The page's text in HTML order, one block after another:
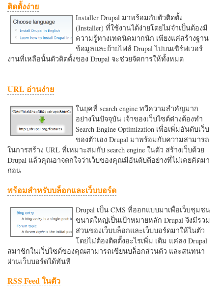
ติดตั้งง่าย
Installer Drupal มาพร้อมกับตัวติดตั้ง
(Installer) ที่ใช้งานได้ง่ายโดยไม่จำเป็นต้องมี
ความรู้ทางเทคนิคมากนัก เพียงแค่สร้างฐาน
ข้อมูลและย้ายไฟล์ Drupal ไปบนเซิร์ฟเวอร์
งานที่เหลือนั้นตัวติดตั้งของ Drupal จะช่วยจัดการให้ทั้งหมด
URL อ่านง่าย
ในยุคที่ search engine ทวีความสำคัญมาก
อย่างในปัจจุบัน เจ้าของเว็บไซต์ต่างต้องทำ
Search Engine Optimization เพื่อเพิ่มอันดับเว็บ
ของตัวเอง Drupal มาพร้อมกับความสามารถ
ในการสร้าง URL ที่เหมาะสมกับ search engine ในตัว สร้างเว็บด้วย
Drupal แล้วคุณอาจตกใจว่าเว็บของคุณมีอันดับดีอย่างที่ไม่เคยคิดมา
ก่อน
พร้อมสำหรับบล็อกและเว็บบอร์ด
Drupal เป็น CMS ที่ออกแบบมาเพื่อเว็บชุมชน
ขนาดใหญ่เป็นเป้าหมายหลัก Drupal จึงมีรวม
ส่วนของเว็บบล็อกและเว็บบอร์ดมาให้ในตัว
โดยไม่ต้องติดตั้งอะไรเพิ่ม เติม แค่ลง Drupal
สมาชิกในเว็บไซต์ของคุณสามารถเขียนบล็อกส่วนตัว และสนทนา
ผ่านเว็บบอร์ดได้ทันที
RSS Feed ในตัว